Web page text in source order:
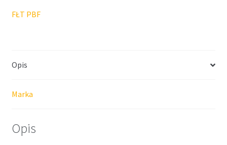
FŁT PBF
Opis
Marka
Opis